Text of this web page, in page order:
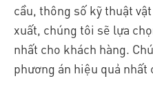
cầu, thông số kỹ thuật
xuất, chúng tôi sẽ lựa
nhất cho khách hàng.
phương án hiệu quả nhất